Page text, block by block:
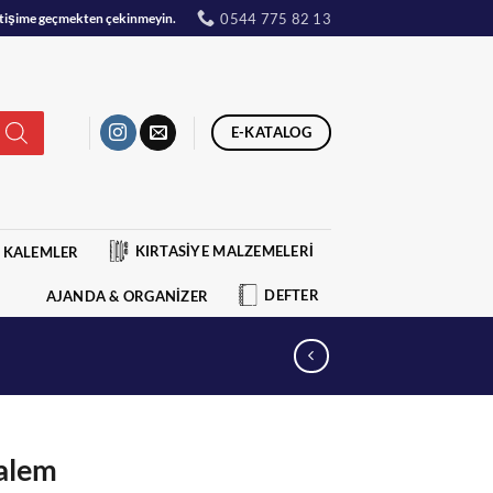
geçmekten çekinmeyin. 0544 775 82 13
E-KATALOG
KALEMLER KIRTASİYE MALZEMELERİ
AJANDA & ORGANİZER DEFTER